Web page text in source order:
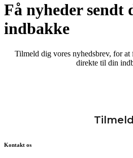
Få nyheder
indbakke
Tilmeld dig vores nyhedsbrev, for at
direkte til din
Kontakt os